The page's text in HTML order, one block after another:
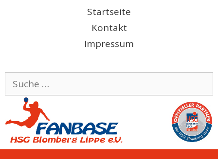
Startseite
Kontakt
Impressum
Suche
nach: